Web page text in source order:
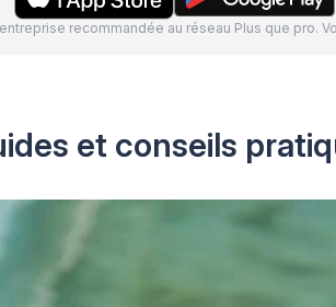
recommandée au réseau Plus que pro.
et conseils